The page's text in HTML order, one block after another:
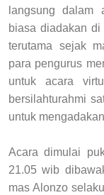
langsung dalam
biasa diadakan
terutama sejak
para pengurus
untuk acara
bersilahturahmi
untuk
Acara dimulai
21.05 wib
mas Alonzo